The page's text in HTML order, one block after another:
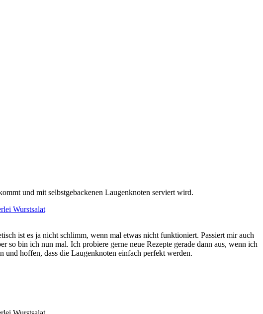
und mit selbstgebackenen Laugenknoten serviert wird.
ist es ja nicht schlimm, wenn mal etwas nicht funktioniert. Passiert mir auch
so bin ich nun mal. Ich probiere gerne neue Rezepte gerade dann aus, wenn ich
hoffen, dass die Laugenknoten einfach perfekt werden.